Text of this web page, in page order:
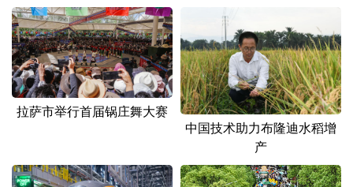
浙江 安徽 福建
山东 河南 湖北 湖南
广东 广西 海南 重庆
四川 贵州 云南 西藏
新疆 内蒙古 黑龙江
拉萨市举行首届锅庄舞大赛
中国技术助力布隆迪水稻增
产